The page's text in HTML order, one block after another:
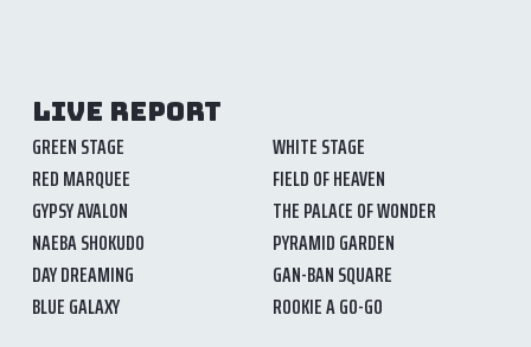
LIVE REPORT
GREEN STAGE
WHITE STAGE
RED MARQUEE
FIELD OF HEAVEN
GYPSY AVALON
THE PALACE OF WONDER
NAEBA SHOKUDO
PYRAMID GARDEN
DAY DREAMING
GAN-BAN SQUARE
BLUE GALAXY
ROOKIE A GO-GO